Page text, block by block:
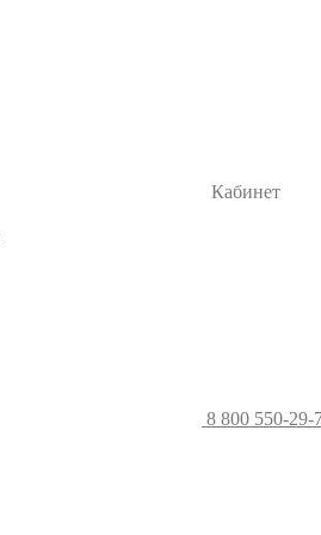
Кабинет
8 800 550-29-